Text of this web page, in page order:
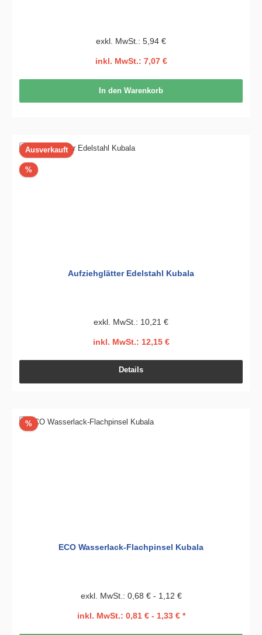
exkl. MwSt.: 5,94 €
inkl. MwSt.: 7,07 €
In den Warenkorb
Ausverkauft
%Rabatt
Aufziehglätter Edelstahl Kubala
exkl. MwSt.: 10,21 €
inkl. MwSt.: 12,15 €
Details
%Rabatt
ECO Wasserlack-Flachpinsel Kubala
exkl. MwSt.: 0,68 € - 1,12 €
inkl. MwSt.: 0,81 € - 1,33 € *